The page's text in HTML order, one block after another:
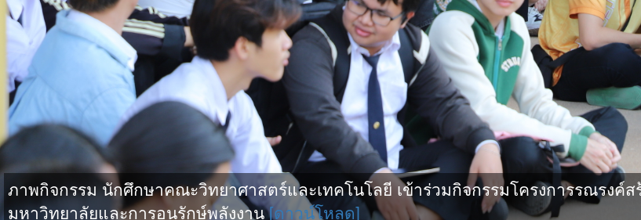
ภาพกิจกรรม นักศึกษาคณะวิทยาศาสตร์และเทคโนโลยี เข้าร่วมกิจกรรมโครงการรณรงค์
มหาวิทยาลัยและการอนุรักษ์พลังงาน [ดาวน์โหลด]